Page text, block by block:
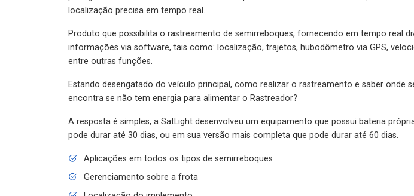
localização precisa em tempo real.
Produto que possibilita o rastreamento de semirreboques, fornecendo em tempo real
informações via software, tais como: localização, trajetos, hubodômetro via GPS,
entre outras funções.
Estando desengatado do veículo principal, como realizar o rastreamento e saber onde se
encontra se não tem energia para alimentar o Rastreador?
A resposta é simples, a SatLight desenvolveu um equipamento que possui bateria própria
pode durar até 30 dias, ou em sua versão mais completa que pode durar até 60 dias.
Aplicações em todos os tipos de semirreboques
Gerenciamento sobre a frota
Localização do implemento